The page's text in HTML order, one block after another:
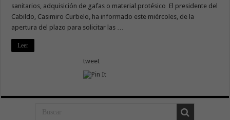
sanitarios, adquisición de gafas o material protésico El presidente del
Cabildo, Casimiro Curbelo, ha informado este miércoles, de la
apertura del plazo para solicitar las …
Leer
tweet